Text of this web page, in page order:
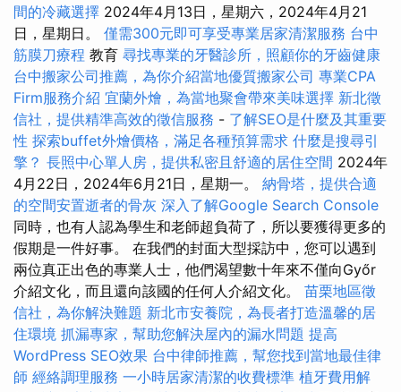
間的冷藏選擇 2024年4月13日，星期六，2024年4月21
日，星期日。 僅需300元即可享受專業居家清潔服務 台中
筋膜刀療程 教育 尋找專業的牙醫診所，照顧你的牙齒健康
台中搬家公司推薦，為你介紹當地優質搬家公司 專業CPA
Firm服務介紹 宜蘭外燴，為當地聚會帶來美味選擇 新北徵
信社，提供精準高效的徵信服務 - 了解SEO是什麼及其重要
性 探索buffet外燴價格，滿足各種預算需求 什麼是搜尋引
擎？ 長照中心單人房，提供私密且舒適的居住空間 2024年
4月22日，2024年6月21日，星期一。 納骨塔，提供合適
的空間安置逝者的骨灰 深入了解Google Search Console
同時，也有人認為學生和老師超負荷了，所以要獲得更多的
假期是一件好事。 在我們的封面大型採訪中，您可以遇到
兩位真正出色的專業人士，他們渴望數十年來不僅向Győr
介紹文化，而且還向該國的任何人介紹文化。 苗栗地區徵
信社，為你解決難題 新北市安養院，為長者打造溫馨的居
住環境 抓漏專家，幫助您解決屋內的漏水問題 提高
WordPress SEO效果 台中律師推薦，幫您找到當地最佳律
師 經絡調理服務 一小時居家清潔的收費標準 植牙費用解